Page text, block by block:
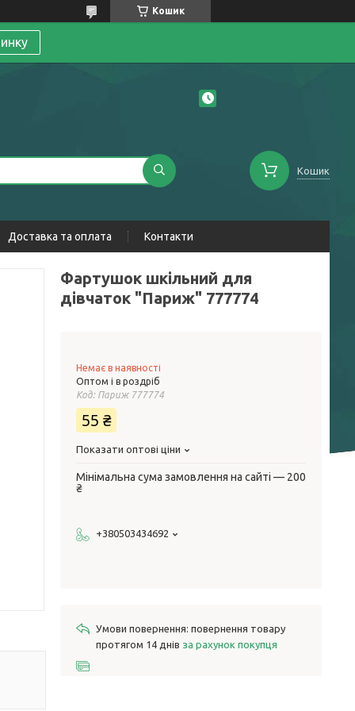
Кошик
Кошик
Доставка та оплата Контакти
Фартушок шкільний для
дівчаток "Париж" 777774
Немає в наявності
Оптом і в роздріб
Код: Париж 777774
55 ₴
Показати оптові ціни
Мінімальна сума замовлення на сайті — 200
₴
+380503434692
повернення товару
протягом 14 днів за рахунок покупця